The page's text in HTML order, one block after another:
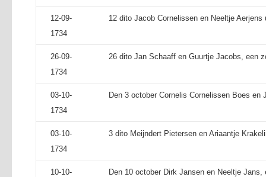
12-09-
1734
12 dito Jacob Cornelissen en Neeltje
26-09-
1734
26 dito Jan Schaaff en Guurtje Jacobs, een
03-10-
1734
Den 3 october Cornelis Cornelissen Boes en
03-10-
1734
3 dito Meijndert Pietersen en Ariaantje
10-10-
Den 10 october Dirk Jansen en Neeltje Jans,